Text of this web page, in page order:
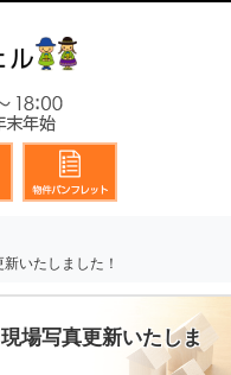
いたしました！
場写真更新いたしま
資料請求・お問合せ
いたしました！